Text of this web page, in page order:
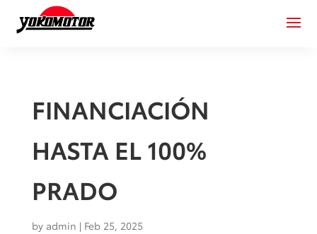
FINANCIACIÓN
HASTA EL 100%
PRADO
by admin | Feb 25, 2025